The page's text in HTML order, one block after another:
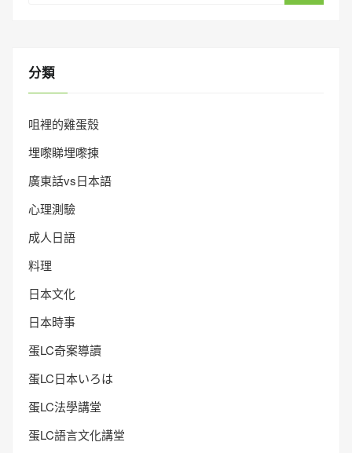
分類
咀裡的雞蛋殼
埋嚟睇埋嚟揀
廣東話vs日本語
心理測驗
成人日語
料理
日本文化
日本時事
蛋LC奇案導讀
蛋LC日本いろは
蛋LC法學講堂
蛋LC語言文化講堂